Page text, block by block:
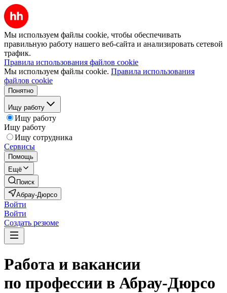
Мы используем файлы cookie, чтобы обеспечивать
правильную работу нашего веб-сайта и анализировать сетевой
трафик.
Правила использования файлов cookie
Мы используем файлы cookie. Правила использования
файлов cookie
Понятно
Ищу работу
Ищу работу
Ищу работу
Ищу сотрудника
Сервисы
Помощь
Ещё
Поиск
Абрау-Дюрсо
Войти
Войти
Создать резюме
Работа и вакансии
по профессии в Абрау-Дюрсо